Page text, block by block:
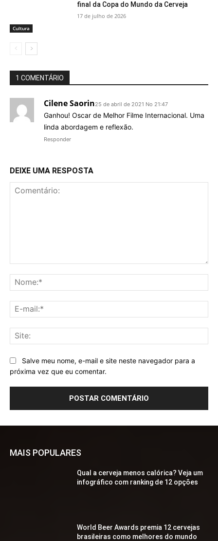
Cultura
final da Copa do Mundo da Cerveja
17 de julho de 2026
1 COMENTÁRIO
Cilene Saorin25 de abril de 2021 No 21:47
Ganhou! Oscar de Melhor Filme Internacional. Uma
linda abordagem e reflexão.
Responder
DEIXE UMA RESPOSTA
Salve meu nome, e-mail e site neste navegador para a
próxima vez que eu comentar.
MAIS POPULARES
Qual a cerveja menos calórica? Veja um
infográfico com ranking de 12 opções
World Beer Awards premia 12 cervejas
brasileiras como melhores do mundo